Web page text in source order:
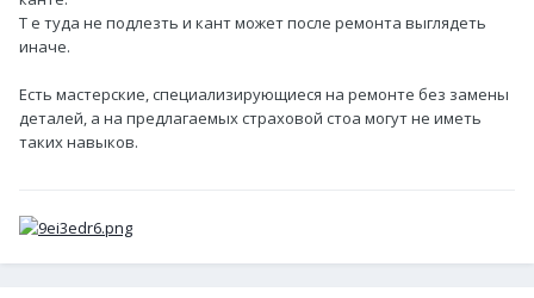
Т е туда не подлезть и кант может после ремонта выглядеть
иначе.
Есть мастерские, специализирующиеся на ремонте без замены
деталей, а на предлагаемых страховой стоа могут не иметь
таких навыков.